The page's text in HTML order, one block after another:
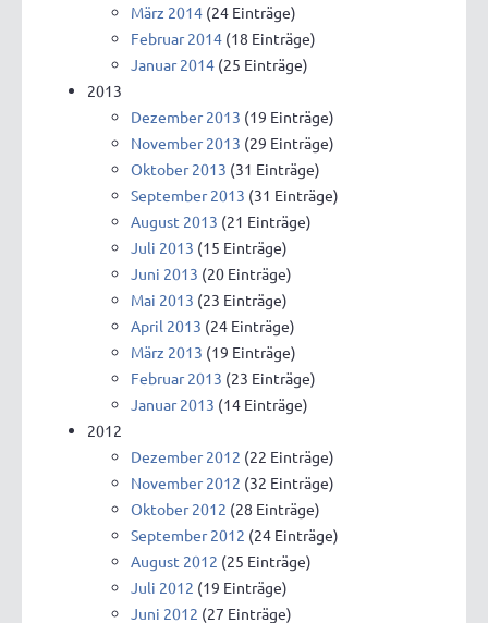
März 2014 (24 Einträge)
Februar 2014 (18 Einträge)
Januar 2014 (25 Einträge)
2013
Dezember 2013 (19 Einträge)
November 2013 (29 Einträge)
Oktober 2013 (31 Einträge)
September 2013 (31 Einträge)
August 2013 (21 Einträge)
Juli 2013 (15 Einträge)
Juni 2013 (20 Einträge)
Mai 2013 (23 Einträge)
April 2013 (24 Einträge)
März 2013 (19 Einträge)
Februar 2013 (23 Einträge)
Januar 2013 (14 Einträge)
2012
Dezember 2012 (22 Einträge)
November 2012 (32 Einträge)
Oktober 2012 (28 Einträge)
September 2012 (24 Einträge)
August 2012 (25 Einträge)
Juli 2012 (19 Einträge)
Juni 2012 (27 Einträge)